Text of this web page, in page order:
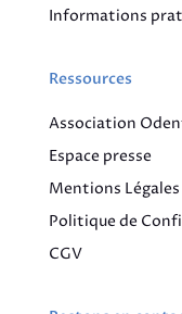
Informations
Ressources
Association
Espace presse
Mentions Légales
Politique de
CGV